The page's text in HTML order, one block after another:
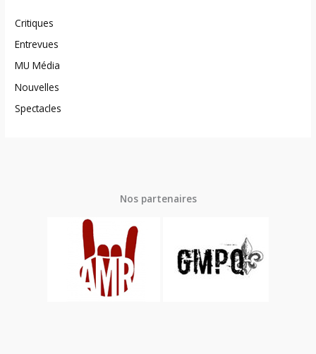
Critiques
Entrevues
MU Média
Nouvelles
Spectacles
Nos partenaires